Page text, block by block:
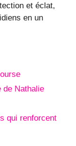
et éclat,
en un
de Nathalie
qui renforcent